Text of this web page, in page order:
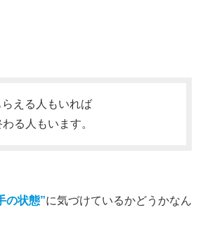
える人もいれば
る人もいます。
の状態”に気づけているかどうかなん